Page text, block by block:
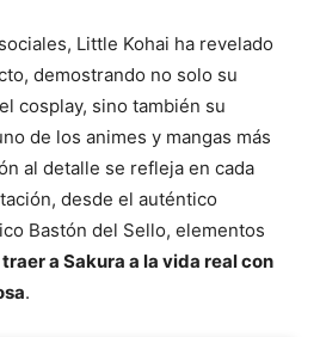
Little Kohai ha revelado
demostrando no solo su
cosplay, sino también su
de los animes y mangas más
al detalle se refleja en cada
desde el auténtico
Bastón del Sello, elementos
a Sakura a la vida real con
.